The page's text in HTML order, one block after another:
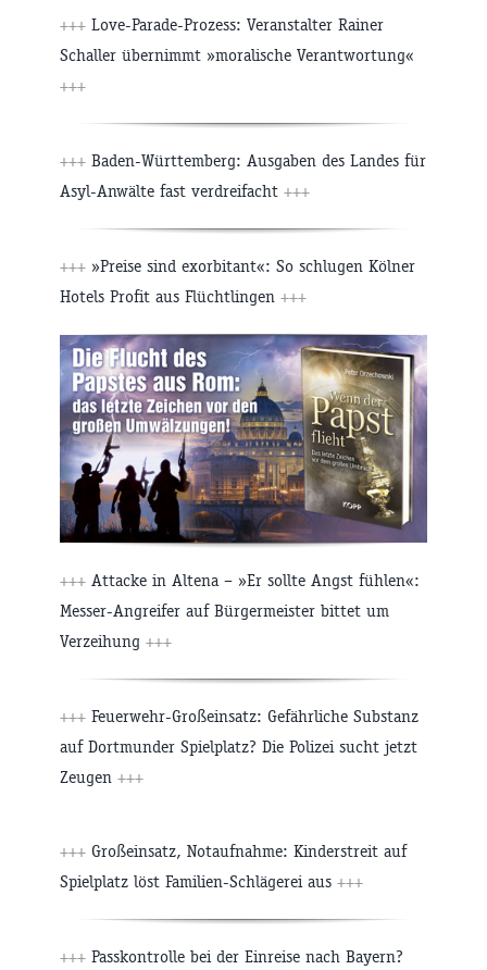
+++ Love-Parade-Prozess: Veranstalter Rainer
Schaller übernimmt »moralische Verantwortung«
+++
+++ Baden-Württemberg: Ausgaben des Landes für
Asyl-Anwälte fast verdreifacht +++
+++ »Preise sind exorbitant«: So schlugen Kölner
Hotels Profit aus Flüchtlingen +++
+++ Attacke in Altena – »Er sollte Angst fühlen«:
Messer-Angreifer auf Bürgermeister bittet um
Verzeihung +++
+++ Feuerwehr-Großeinsatz: Gefährliche Substanz
auf Dortmunder Spielplatz? Die Polizei sucht jetzt
Zeugen +++
+++ Großeinsatz, Notaufnahme: Kinderstreit auf
Spielplatz löst Familien-Schlägerei aus +++
+++ Passkontrolle bei der Einreise nach Bayern?